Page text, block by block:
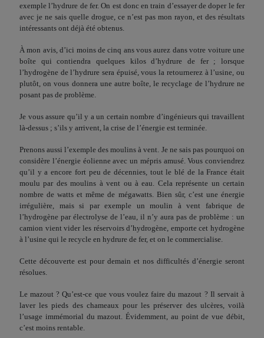
exemple l’hydrure de fer. On est donc en train d’essayer de doper le fer
avec je ne sais quelle drogue, ce n’est pas mon rayon, et des résultats
intéressants ont déjà été obtenus.
À mon avis, d’ici moins de cinq ans vous aurez dans votre voiture une
boîte qui contiendra quelques kilos d’hydrure de fer ; lorsque
l’hydrogène de l’hydrure sera épuisé, vous la retour­nerez à l’usine, ou
plutôt, on vous donnera une autre boîte, le recyclage de l’hydrure ne
posant pas de problème.
Je vous assure qu’il y a un certain nombre d’ingénieurs qui travaillent
là-dessus ; s’ils y arrivent, la crise de l’énergie est terminée.
Prenons aussi l’exemple des moulins à vent. Je ne sais pas pourquoi on
considère l’énergie éolienne avec un mépris amusé. Vous conviendrez
qu’il y a encore fort peu de décennies, tout le blé de la France était
moulu par des moulins à vent ou à eau. Cela représente un certain
nombre de watts et même de méga­watts. Bien sûr, c’est une énergie
irrégulière, mais si par exem­ple un moulin à vent fabrique de
l’hydrogène par électrolyse de l’eau, il n’y aura pas de problème : un
camion vient vider les réservoirs d’hydrogène, emporte cet hydrogène
à l’usine qui le recycle en hydrure de fer, et on le commercialise.
Cette découverte est pour demain et nos difficultés d’énergie seront
résolues.
Le mazout ? Qu’est-ce que vous voulez faire du mazout ? Il servait à
laver les pieds des chameaux pour les préserver des ulcères, voilà
l’usage immémorial du mazout. Évidemment, au point de vue débit,
c’est moins rentable.